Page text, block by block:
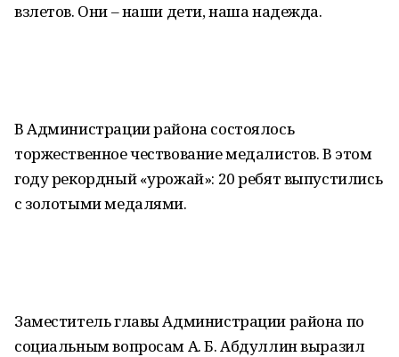
взлетов. Они – наши дети, наша надежда.
В Администрации района состоялось
торжественное чествование медалистов. В этом
году рекордный «урожай»: 20 ребят выпустились
с золотыми медалями.
Заместитель главы Администрации района по
социальным вопросам А. Б. Абдуллин выразил